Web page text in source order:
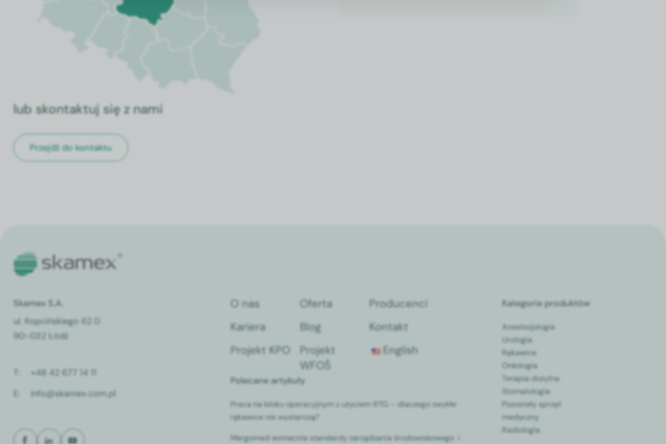
lub skontaktuj się z nami
Przejdź do kontaktu
Skamex S.A.
ul. Kopcińskiego 62 D
90-032 Łódź
T:
+48 42 677 14 11
E:
info@skamex.com.pl
O nas Oferta
Producenci
Kariera
Blog
Kontakt
Projekt KPO
Projekt
WFOŚ
English
Polecane artykuły
Praca na bloku operacyjnym z użyciem RTG – dlaczego zwykłe
rękawice nie wystarczą?
Margomed wzmacnia standardy zarządzania środowiskowego i
Kategorie produktów
Anestezjologia
Urologia
Rękawice
Onkologia
Terapia dożylna
Stomatologia
Pozostały sprzęt
medyczny
Radiologia